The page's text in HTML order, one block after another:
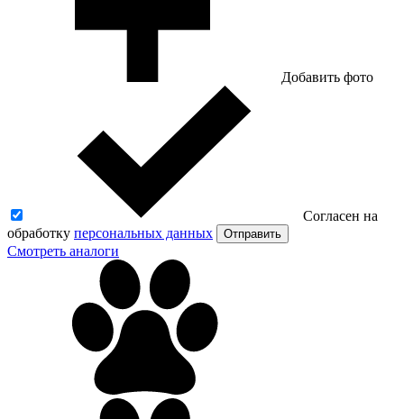
Добавить фото
Согласен на
обработку персональных данных Отправить
Смотреть аналоги